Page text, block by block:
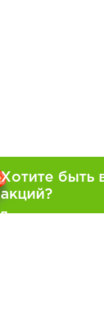
Хотите быть
акций?
Подпишитесь на